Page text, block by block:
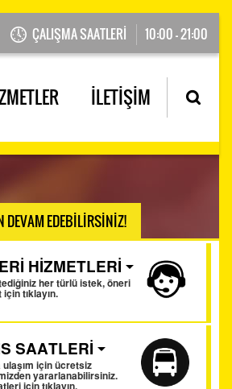
ÇALIŞMA SAATLERİ 10:00 - 21:00
İLETİŞİM
DEVAM EDEBİLİRSİNİZ!
HİZMETLERİ
her türlü istek, öneri
tıklayın.
SAATLERİ
ulaşım için ücretsiz
yararlanabilirsiniz.